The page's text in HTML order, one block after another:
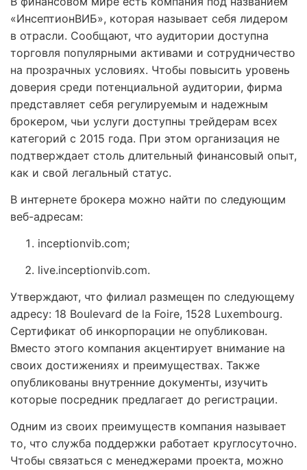
«ИнсептионВИБ», которая называет себя лидером
в отрасли. Сообщают, что аудитории доступна
торговля популярными активами и сотрудничество
на прозрачных условиях. Чтобы повысить уровень
доверия среди потенциальной аудитории, фирма
представляет себя регулируемым и надежным
брокером, чьи услуги доступны трейдерам всех
категорий с 2015 года. При этом организация не
подтверждает столь длительный финансовый опыт,
как и свой легальный статус.
В интернете брокера можно найти по следующим
веб-адресам:
inceptionvib.com;
live.inceptionvib.com.
Утверждают, что филиал размещен по следующему
адресу: 18 Boulevard de la Foire, 1528 Luxembourg.
Сертификат об инкорпорации не опубликован.
Вместо этого компания акцентирует внимание на
своих достижениях и преимуществах. Также
опубликованы внутренние документы, изучить
которые посредник предлагает до регистрации.
Одним из своих преимуществ компания называет
то, что служба поддержки работает круглосуточно.
Чтобы связаться с менеджерами проекта, можно